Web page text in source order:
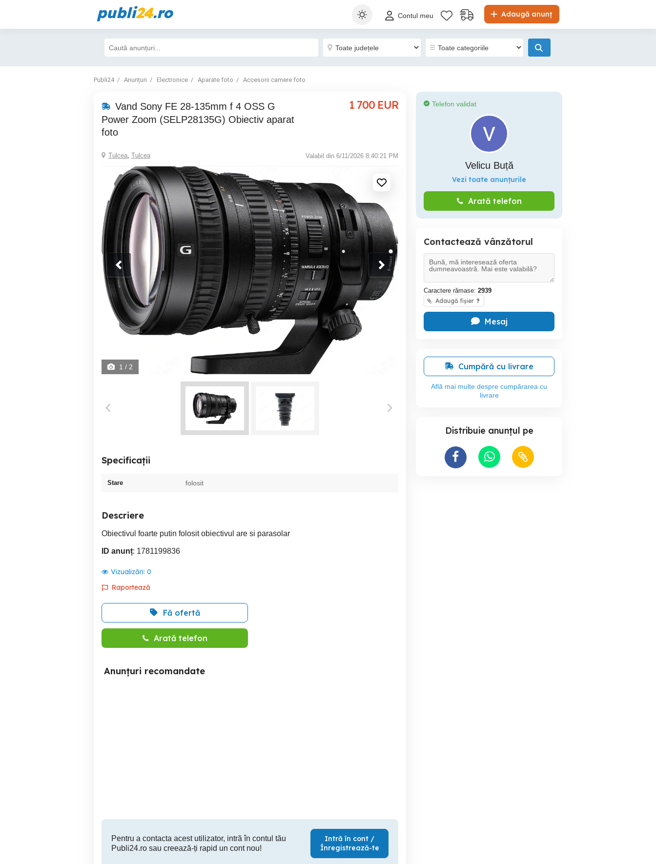
publi24.ro Adaugă anunț
Contul meu
Publi24 Anunțuri Electronice Aparate foto Accesorii camere foto
Vand Sony FE 28-135mm f 4 OSS G
Power Zoom (SELP28135G) Obiectiv aparat
foto
1 700 EUR
Tulcea, Tulcea Valabil din 6/11/2026 8:40:21 PM
1 / 2
Specificații
Stare folosit
Descriere
Obiectivul foarte putin folosit obiectivul are si parasolar
ID anunț: 1781199836
Vizualizări: 0
Raportează
Fă ofertă
Arată telefon
Anunțuri recomandate
Pentru a contacta acest utilizator, intră în contul tău
Publi24.ro sau creează-ți rapid un cont nou!
Intră în cont /
Înregistrează-te
Telefon validat
Velicu Buță
Vezi toate anunțurile
Arată telefon
Contactează vânzătorul
Caractere rămase: 2939
Adaugă fișier ?
Mesaj
Cumpără cu livrare
Află mai multe despre cumpărarea cu
livrare
Distribuie anunțul pe